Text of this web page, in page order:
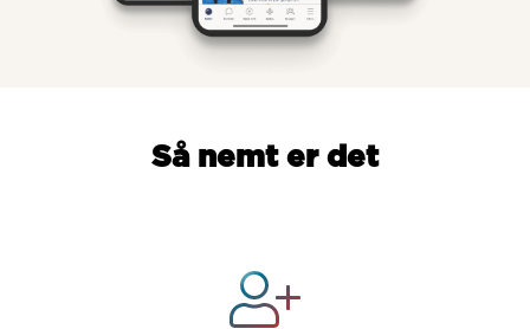
Så nemt er det